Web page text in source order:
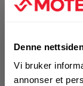
Denne
Vi bruker
annonser et